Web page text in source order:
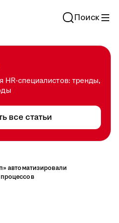
Поиск
HR-специалистов: тренды,
все статьи
автоматизировали